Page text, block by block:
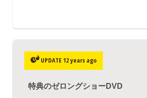
UPDATE 12 years ago
特典のゼロングショーDVD